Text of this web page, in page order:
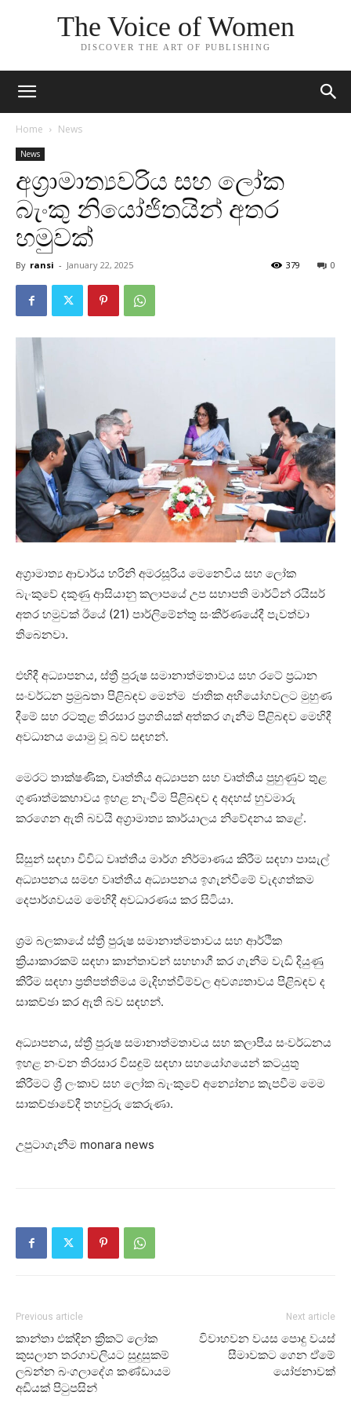
The Voice of Women
DISCOVER THE ART OF PUBLISHING
Home News
News
අග්‍රාමාත්‍යවරිය සහ ලෝක
බැංකු නියෝජිතයින් අතර
හමුවක්
By ransi - January 22, 2025 0
379
අග්‍රාමාත්‍ය ආචාර්ය හරිනි අමරසූරිය මෙනෙවිය සහ ලෝක
බැංකුවේ දකුණු ආසියානු කලාපයේ උප සභාපති මාර්ටින් රයිසර්
අතර හමුවක් ඊයේ (21) පාර්ලිමේන්තු සංකීර්ණයේදී පැවත්වා
තිබෙනවා.
එහිදී අධ්‍යාපනය, ස්ත්‍රී පුරුෂ සමානාත්මතාවය සහ රටේ ප්‍රධාන
සංවර්ධන ප්‍රමුඛතා පිළිබඳව මෙන්ම ජාතික අභියෝගවලට මුහුණ
දීමේ සහ රටතුළ තිරසාර ප්‍රගතියක් අත්කර ගැනීම පිළිබඳව මෙහිදී
අවධානය යොමු වූ බව සඳහන්.
මෙරට තාක්ෂණික, වෘත්තීය අධ්‍යාපන සහ වෘත්තීය පුහුණුව තුළ
ගුණාත්මකභාවය ඉහළ නැංවීම පිළිබඳව ද අදහස් හුවමාරු
කරගෙන ඇති බවයි අග්‍රාමාත්‍ය කාර්යාලය නිවේදනය කළේ.
සිසුන් සඳහා විවිධ වෘත්තීය මාර්ග නිර්මාණය කිරීම සඳහා පාසැල්
අධ්‍යාපනය සමඟ වෘත්තීය අධ්‍යාපනය ඉගැන්වීමේ වැදගත්කම
දෙපාර්ශවයම මෙහිදී අවධාරණය කර සිටියා.
ශ්‍රම බලකායේ ස්ත්‍රී පුරුෂ සමානාත්මතාවය සහ ආර්ථික
ක්‍රියාකාරකම් සඳහා කාන්තාවන් සහභාගී කර ගැනීම වැඩි දියුණු
කිරීම සඳහා ප්‍රතිපත්තිමය මැදිහත්වීම්වල අවශ්‍යතාවය පිළිබඳව ද
සාකච්ඡා කර ඇති බව සඳහන්.
අධ්‍යාපනය, ස්ත්‍රී පුරුෂ සමානාත්මතාවය සහ කලාපීය සංවර්ධනය
ඉහළ නංවන තිරසාර විසඳුම් සඳහා සහයෝගයෙන් කටයුතු
කිරීමට ශ්‍රී ලංකාව සහ ලෝක බැංකුවේ අන්‍යෝන්‍ය කැපවීම මෙම
සාකච්ඡාවේදී තහවුරු කෙරුණා.
උපුටාගැනීම monara news
Previous article
කාන්තා එක්දින ක්‍රිකට් ලෝක
කුසලාන තරගාවලියට සුදුසුකම්
ලබන්න බංගලාදේශ කණ්ඩායම
අඩියක් පිටුපසින්
Next article
විවාහවන වයස පොදු වයස්
සීමාවකට ගෙන ඒමේ
යෝජනාවක්